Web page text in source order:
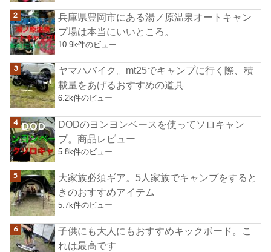
兵庫県豊岡市にある湯ノ原温泉オートキャン
プ場は本当にいいところ。
10.9k件のビュー
ヤマハバイク。mt25でキャンプに行く際、積
載量をあげるおすすめの道具
6.2k件のビュー
DODのヨンヨンベースを使ってソロキャン
プ。商品レビュー
5.8k件のビュー
大家族必須ギア。5人家族でキャンプをすると
きのおすすめアイテム
5.7k件のビュー
子供にも大人にもおすすめキックボード。こ
れは最高です